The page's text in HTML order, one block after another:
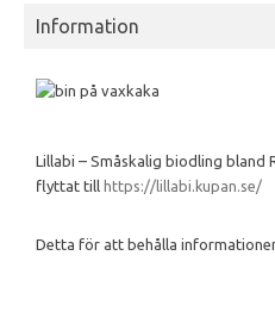
Information
Lillabi – Småskalig biodling bland
flyttat till https://lillabi.kupan.se/
Detta för att behålla